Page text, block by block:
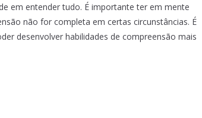
em entender tudo. É importante ter em mente
não for completa em certas circunstâncias. É
desenvolver habilidades de compreensão mais